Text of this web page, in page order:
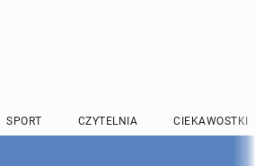
SPORT CZYTELNIA CIEKAWOSTKI